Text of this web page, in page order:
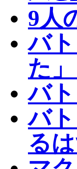
9人
バ
た
バ
バ
る